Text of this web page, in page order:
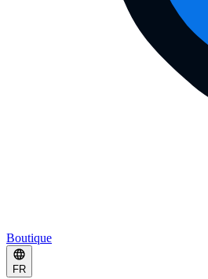
Boutique
FR